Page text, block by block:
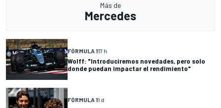
Más de
Mercedes
FÓRMULA 117 h
Wolff: "Introduciremos novedades, pero solo
donde puedan impactar el rendimiento"
FÓRMULA 11 d